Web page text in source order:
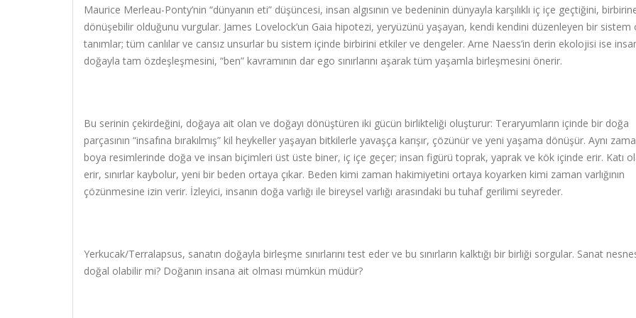
Maurice Merleau-Ponty’nin “dünyanın eti” düşüncesi, insan algısının ve bedeninin dünyayla karşılıklı iç içe geçtiğini,
dönüşebilir olduğunu vurgular. James Lovelock’un Gaia hipotezi, yeryüzünü yaşayan, kendi kendini düzenleyen bir sistem
tanımlar; tüm canlılar ve cansız unsurlar bu sistem içinde birbirini etkiler ve dengeler. Arne Naess’in derin ekolojisi ise
doğayla tam özdeşleşmesini, “ben” kavramının dar ego sınırlarını aşarak tüm yaşamla birleşmesini önerir.
Bu serinin çekirdeğini, doğaya ait olan ve doğayı dönüştüren iki gücün birlikteliği oluşturur: Teraryumların içinde bir doğa
parçasının “insafına bırakılmış” kil heykeller yaşayan bitkilerle yavaşça karışır, çözünür ve yeni yaşama dönüşür. Aynı
boya resimlerinde doğa ve insan biçimleri üst üste biner, iç içe geçer; insan figürü toprak, yaprak ve kök içinde erir. Katı
erir, sınırlar kaybolur, yeni bir beden ortaya çıkar. Beden kimi zaman hakimiyetini ortaya koyarken kimi zaman varlığının
çözünmesine izin verir. İzleyici, insanın doğa varlığı ile bireysel varlığı arasındaki bu tuhaf gerilimi seyreder.
Yerkucak/Terralapsus, sanatın doğayla birleşme sınırlarını test eder ve bu sınırların kalktığı bir birliği sorgular. Sanat
doğal olabilir mi? Doğanın insana ait olması mümkün müdür?